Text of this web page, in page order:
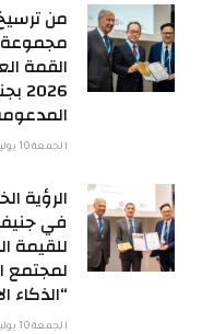
من
الجمعة 10 يوليو 10:19 م
الرؤية
في جنيف:
للقيمة
“الذكاء
الجمعة 10 يوليو 2:36 م